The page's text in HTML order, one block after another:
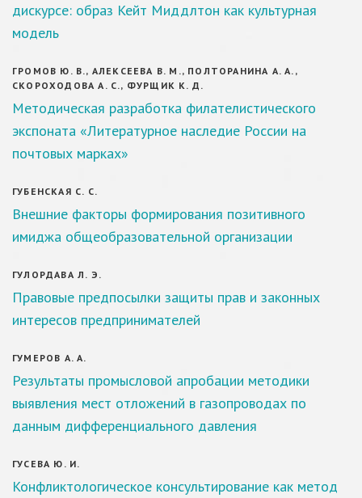
дискурсе: образ Кейт Миддлтон как культурная
модель
ГРОМОВ Ю. В., АЛЕКСЕЕВА В. М., ПОЛТОРАНИНА А. А.,
СКОРОХОДОВА А. С., ФУРЩИК К. Д.
Методическая разработка филателистического
экспоната «Литературное наследие России на
почтовых марках»
ГУБЕНСКАЯ С. С.
Внешние факторы формирования позитивного
имиджа общеобразовательной организации
ГУЛОРДАВА Л. Э.
Правовые предпосылки защиты прав и законных
интересов предпринимателей
ГУМЕРОВ А. А.
Результаты промысловой апробации методики
выявления мест отложений в газопроводах по
данным дифференциального давления
ГУСЕВА Ю. И.
Конфликтологическое консультирование как метод